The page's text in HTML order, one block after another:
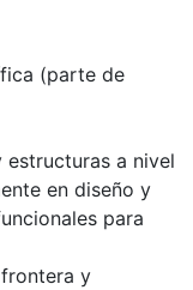
(parte de
estructuras a nivel
en diseño y
para
y